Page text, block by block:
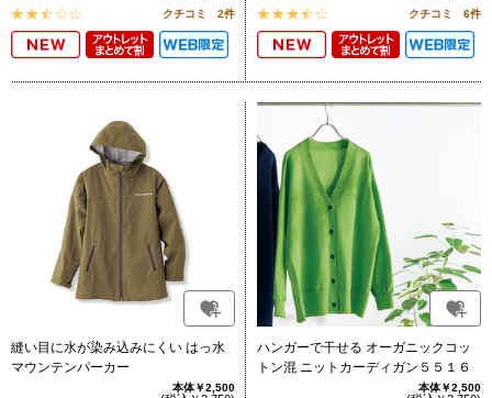
クチコミ 2件 クチコミ 6件
縫い目に水が染み込みにくい はっ水
マウンテンパーカー
本体￥2,500
ハンガーで干せる オーガニックコッ
トン混 ニットカーディガン５５１６
本体￥2,500